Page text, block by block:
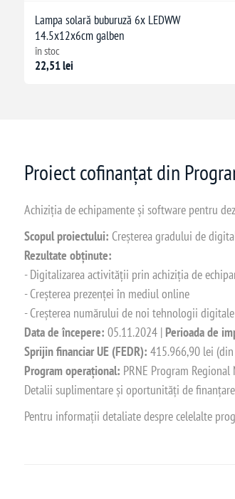
Lampa solară buburuză 6x LEDWW
14.5x12x6cm galben
în stoc
22,51 lei
Proiect cofinanțat din
Achiziția de echipamente și software pentru
Scopul proiectului: Creșterea gradului de
Rezultate obținute:
- Digitalizarea activității prin achiziția de
- Creșterea prezenței în mediul online
- Creșterea numărului de noi tehnologii
Data de începere: 05.11.2024 | Perioada de
Sprijin financiar UE (FEDR): 415.966,90 lei
Program operațional: PRNE Program
Detalii suplimentare și oportunități de
Pentru informații detaliate despre celelalte